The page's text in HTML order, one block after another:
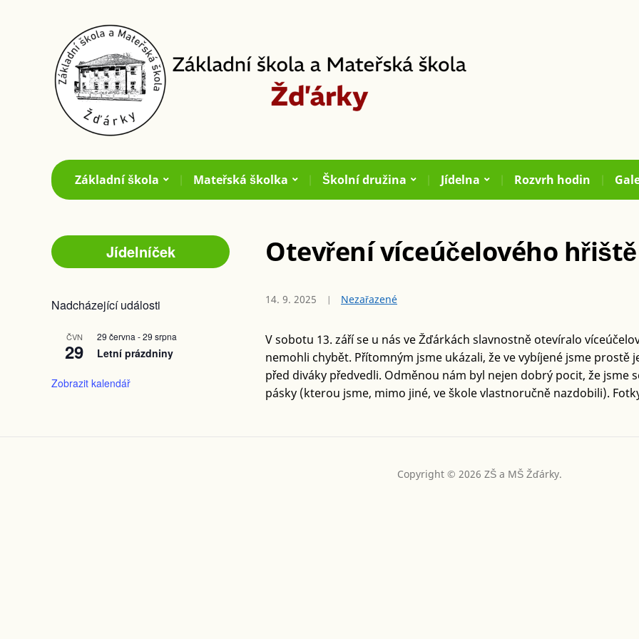
Základní škola Mateřská školka Školní družina Jídelna Rozvrh hodin
Jídelníček
Nadcházející události
ČVN
29
29 června -29 srpna
Letní prázdniny
Zobrazit kalendář
Otevření víceúčelového hřiště
14. 9. 2025 Nezařazené
V sobotu 13. září se u nás ve Žďárkách slavnostně otevíralo
nemohli chybět. Přítomným jsme ukázali, že ve vybíjené jsme prostě
před diváky předvedli. Odměnou nám byl nejen dobrý pocit, že jsme
pásky (kterou jsme, mimo jiné, ve škole vlastnoručně nazdobili).
Copyright © 2026 ZŠ a MŠ Žďárky.